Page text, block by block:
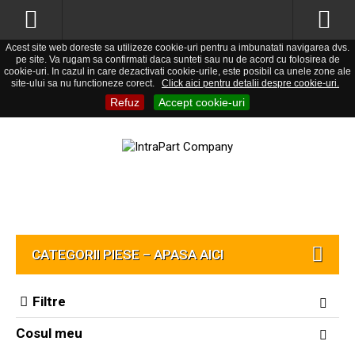
Acest site web doreste sa utilizeze cookie-uri pentru a imbunatati navigarea dvs.
pe site. Va rugam sa confirmati daca sunteti sau nu de acord cu folosirea de
cookie-uri. In cazul in care dezactivati cookie-urile, este posibil ca unele zone ale
site-ului sa nu functioneze corect.
Click aici pentru detalii despre cookie-uri.
Refuz Accept cookie-uri
CATEGORII PIESE – APASA AICI
Filtre
Cosul meu